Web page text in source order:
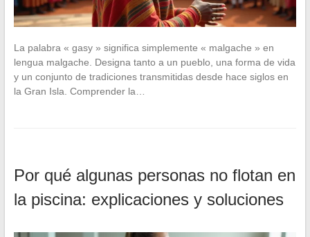
La palabra « gasy » significa simplemente « malgache » en
lengua malgache. Designa tanto a un pueblo, una forma de vida
y un conjunto de tradiciones transmitidas desde hace siglos en
la Gran Isla. Comprender la…
Por qué algunas personas no flotan en
la piscina: explicaciones y soluciones